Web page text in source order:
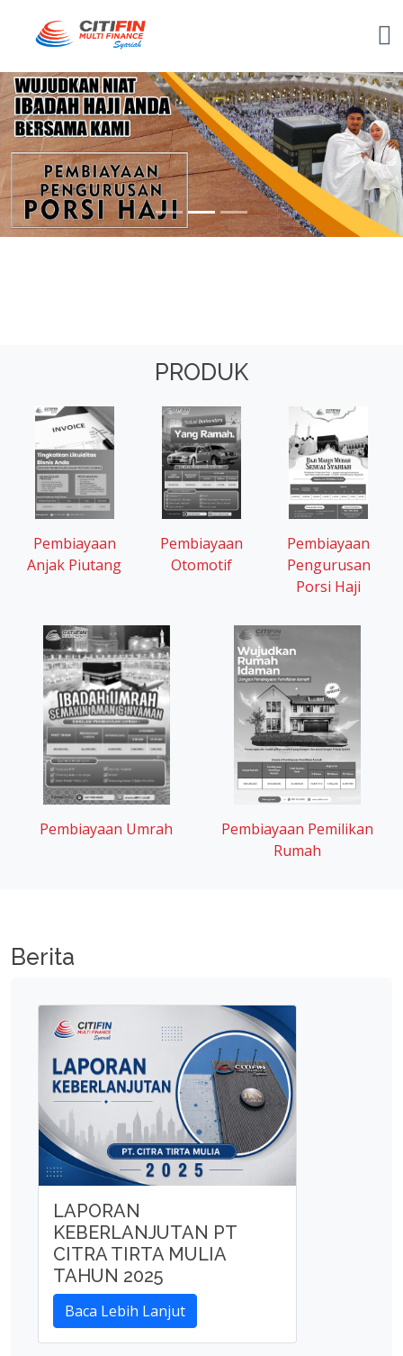
Previous Next
PRODUK
Pembiayaan
Anjak Piutang
Pembiayaan
Otomotif
Pembiayaan
Pengurusan
Porsi Haji
Pembiayaan Umrah
Pembiayaan Pemilikan
Rumah
Berita
LAPORAN
KEBERLANJUTAN PT
CITRA TIRTA MULIA
TAHUN 2025
Baca Lebih Lanjut